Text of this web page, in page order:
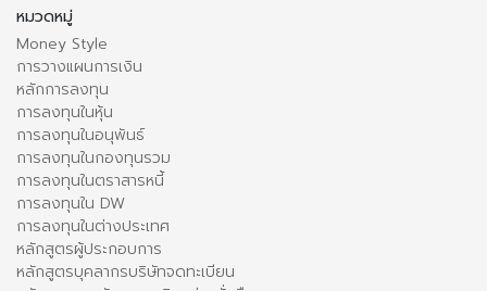
หมวดหมู่
Money Style
การวางแผนการเงิน
หลักการลงทุน
การลงทุนในหุ้น
การลงทุนในอนุพันธ์
การลงทุนในกองทุนรวม
การลงทุนในตราสารหนี้
การลงทุนใน DW
การลงทุนในต่างประเทศ
หลักสูตรผู้ประกอบการ
หลักสูตรบุคลากรบริษัทจดทะเบียน